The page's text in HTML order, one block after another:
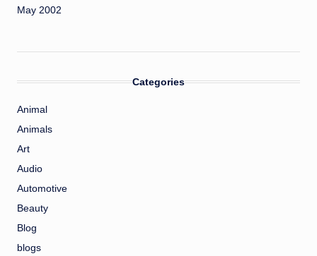
May 2002
Categories
Animal
Animals
Art
Audio
Automotive
Beauty
Blog
blogs